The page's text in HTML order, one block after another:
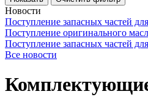
Новости
Поступление запасных частей
Поступление оригинального
Поступление запасных частей
Все новости